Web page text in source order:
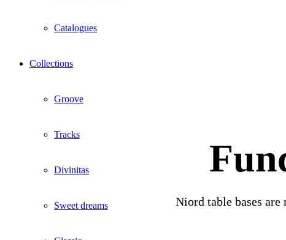
Catalogues
Collections
Groove
Tracks
Divinitas
Sweet dreams Niord table bases